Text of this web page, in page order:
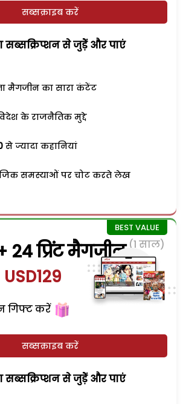
सब्सक्राइब करें
सब्सक्रिप्शन से जुड़ेें और पाएं
मैगजीन का सारा कंटेंट
के राजनैतिक मुद्दे
से ज्यादा कहानियां
समस्याओं पर चोट करते लेख
24 प्रिंट मैगजीन (1 साल)
USD129
गिफ्ट करें
सब्सक्राइब करें
सब्सक्रिप्शन से जुड़ेें और पाएं